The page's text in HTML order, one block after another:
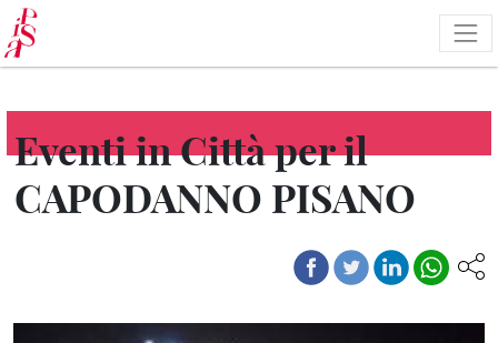
Pasar
al
contenido
principal
Eventi in Città per il
CAPODANNO PISANO